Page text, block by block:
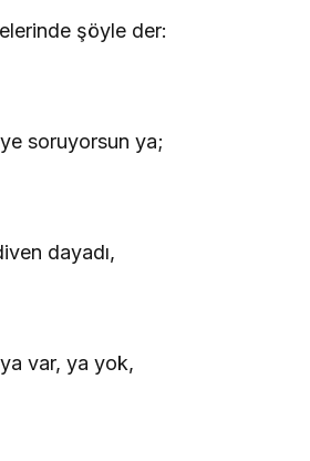
şöyle der:
soruyorsun ya;
dayadı,
var, ya yok,